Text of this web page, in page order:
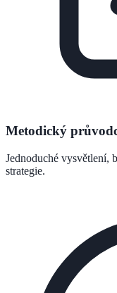
Metodický
Jednoduché vysvětlení,
strategie.